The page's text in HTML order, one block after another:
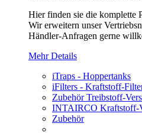
Hier finden sie die
Wir erweitern unser
Händler-Anfragen gerne
Mehr Details
iTraps - Hoppertanks
iFilters - Kraftstoff-
Zubehör Treibstoff-
INTAIRCO Kraftstoff-
Zubehör